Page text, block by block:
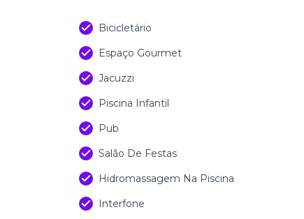
Bicicletário
Espaço Gourmet
Jacuzzi
Piscina Infantil
Pub
Salão De Festas
Hidromassagem Na Piscina
Interfone